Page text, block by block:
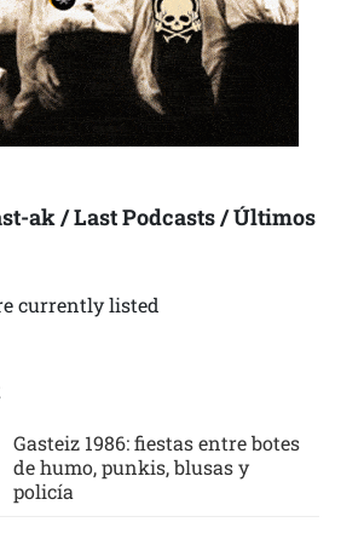
ak / Last Podcasts / Últimos
currently listed
Gasteiz 1986: fiestas entre botes
de humo, punkis, blusas y
policía